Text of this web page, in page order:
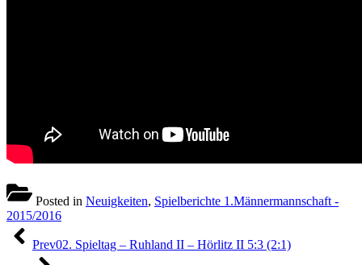
Posted in Neuigkeiten, Spielberichte 1.Männermannschaft -
2015/2016
Beitragsnavigation
Prev02. Spieltag – Ruhland II – Hörlitz II 5:3 (2:1)